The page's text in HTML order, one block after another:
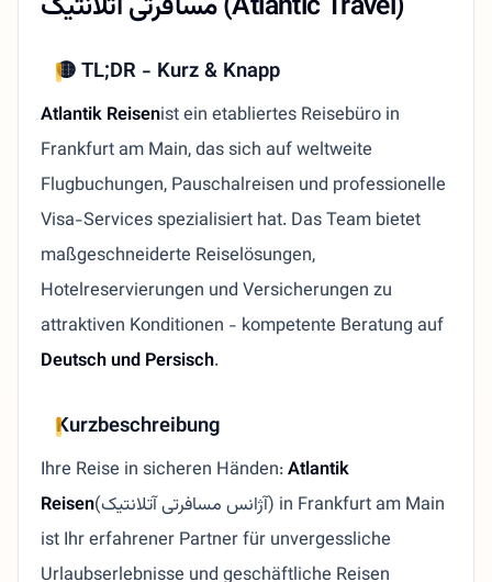
🟡 TL;DR - Kurz & Knapp
Atlantik Reisenist ein etabliertes Reisebüro in
Frankfurt am Main, das sich auf weltweite
Flugbuchungen, Pauschalreisen und professionelle
Visa-Services spezialisiert hat. Das Team bietet
maßgeschneiderte Reiselösungen,
Hotelreservierungen und Versicherungen zu
attraktiven Konditionen - kompetente Beratung auf
Deutsch und Persisch.
Kurzbeschreibung
Ihre Reise in sicheren Händen:Atlantik
Reisen(آژانس مسافرتی آتلانتیک) in Frankfurt am Main
ist Ihr erfahrener Partner für unvergessliche
Urlaubserlebnisse und geschäftliche Reisen